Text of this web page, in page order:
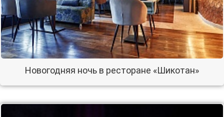
Новогодняя ночь в ресторане «Шикотан»